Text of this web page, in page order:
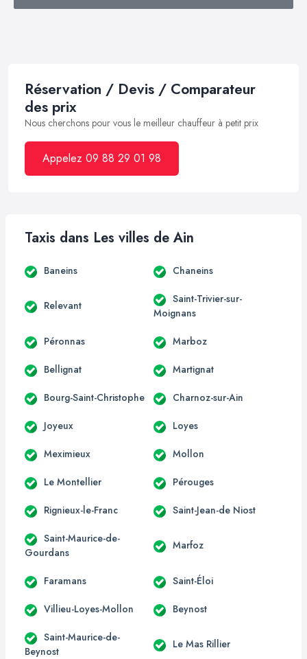
Réservation / Devis / Comparateur
des prix
Nous cherchons pour vous le meilleur chauffeur à petit prix
Appelez 09 88 29 01 98
Taxis dans Les villes de Ain
Baneins Chaneins
Relevant
Saint-Trivier-sur-
Moignans
Péronnas Marboz
Bellignat Martignat
Bourg-Saint-Christophe Charnoz-sur-Ain
Joyeux Loyes
Meximieux Mollon
Le Montellier Pérouges
Rignieux-le-Franc Saint-Jean-de Niost
Saint-Maurice-de-
Gourdans
Marfoz
Faramans Saint-Éloi
Villieu-Loyes-Mollon Beynost
Saint-Maurice-de-
Beynost
Le Mas Rillier